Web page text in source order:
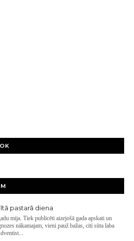
pastarā diena
mija. Tiek publicēti aizejošā gada apskati un
nākamajam, vieni pauž bažas, citi sūta laba